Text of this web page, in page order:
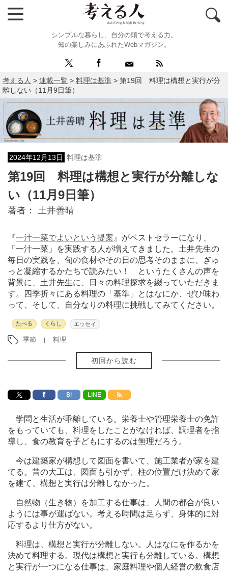
シンプルな暮らし、自分の頭で考える力。
知の楽しみにあふれたWebマガジン。
考える人 > 連載一覧 > 料理は基準 > 第19回 料理は構想と実行が分
離しない（11月9日筆）
2024年12月13日 料理は基準
第19回 料理は構想と実行が分離しな
い（11月9日筆）
著者： 土井善晴
『一汁一菜でよいという提案 』がベストセラーになり、
「一汁一菜」を実践する人が増えてきました。土井先生の
毎日の実践を、旬の食材やその日の思考そのままに、ぎゅ
っと凝縮するかたちで読みたい！ というたくさんの声を
背景に、土井先生に、日々の料理探求を綴っていただきま
す。四季折々にある料理の「基準」とはなにか、ぜひ味わ
って、そして、自分なりの料理に挑戦してみてください。
たべる くらし エッセイ
季節 料理
初回から読む
B! LINE
学問と生活が乖離している。栄養士や管理栄養士の免許
をもっていても、料理をしたことがなければ、調理者を指
導し、食の教育を子どもにするのは無理だろう。
今は建築家が構想して図面を書いて、施工業者が家を建
てる。昔の大工は、図面も引かず、柱の位置だけ決めて家
を建て、構想と実行は分離しなかった。
自然物（生き物）を加工する仕事は、人間の都合が良い
ようには事が運ばない。考える時間は足らず、身体的に対
応するより仕方がない。
料理は、構想と実行が分離しない。人はなにを作るかを
決めて料理する。現代は構想と実行も分離している。構想
と実行が一つになる仕事は、家庭料理や個人経営の飲食店